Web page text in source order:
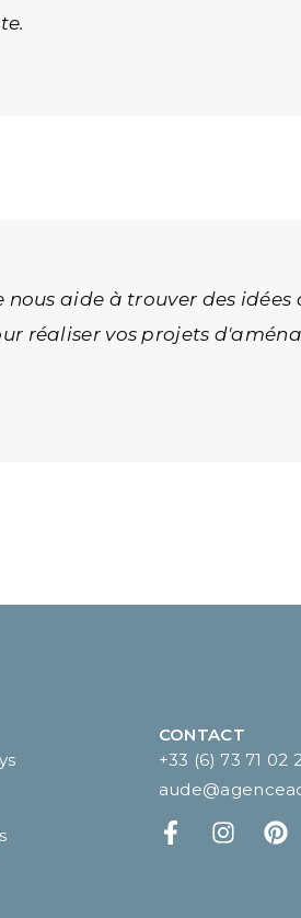
aide à trouver des
réaliser vos projets
CONTACT
+33 (6) 73 71 02